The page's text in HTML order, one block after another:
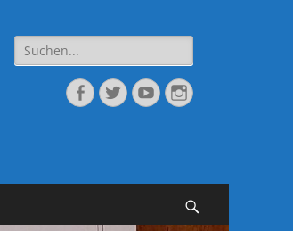
Suche
nach:
Facebook
TwitterYouTubeInstagram